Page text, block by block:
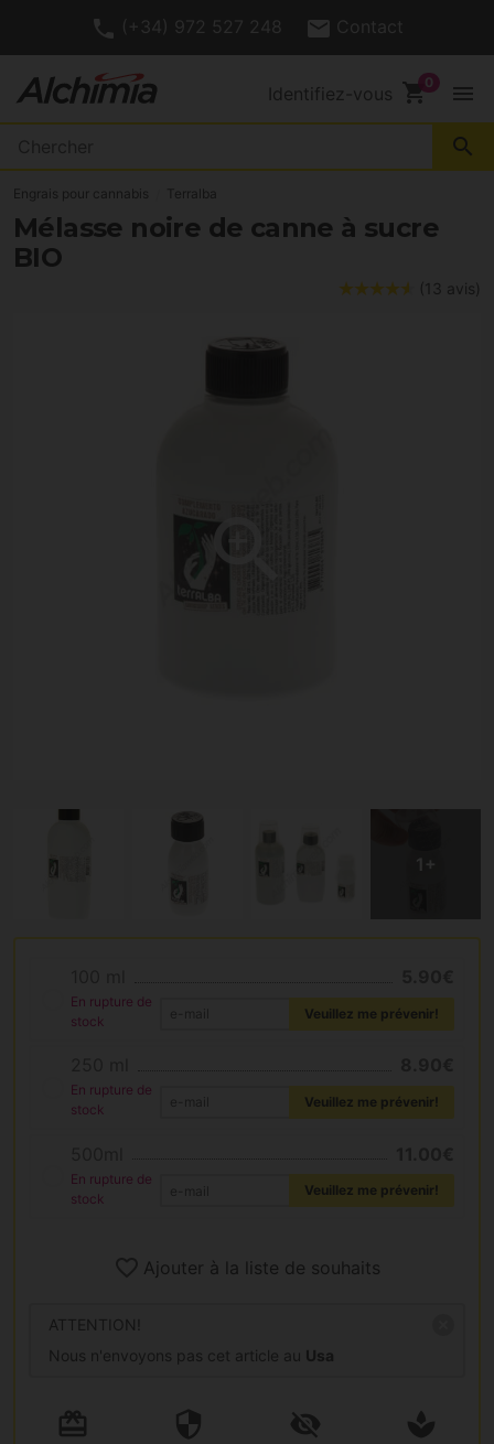
(+34) 972 527 248 Contact
Identifiez-vous shopping_cart menu
search
Engrais pour cannabis Terralba
Mélasse noire de canne à sucre
BIO
(13 avis)
En rupture de
stock
Veuillez me prévenir!
En rupture de
stock
Veuillez me prévenir!
En rupture de
stock
Veuillez me prévenir!
Ajouter à la liste de souhaits
ATTENTION!
Nous n'envoyons pas cet article au Usa